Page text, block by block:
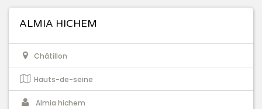
ALMIA HICHEM
Châtillon
Hauts-de-seine
Almia hichem